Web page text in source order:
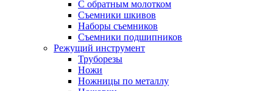
С обратным молотком
Съемники шкивов
Наборы съемников
Съемники подшипников
Режущий инструмент
Труборезы
Ножи
Ножницы по металлу